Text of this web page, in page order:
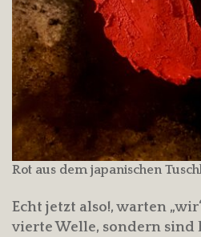
Rot aus dem japanischen
Echt jetzt also!, warten
vierte Welle, sondern sind